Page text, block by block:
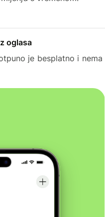
oglasa
je besplatno i nema